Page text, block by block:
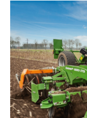
РАПИД
КБ
отбелязва
25
години
AMAZONE
CATROS
със
специална
отстъпка